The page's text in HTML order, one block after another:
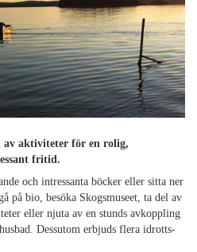
av aktiviteter för en rolig,
fritid.
och intressanta böcker eller sitta ner
på bio, besöka Skogsmuseet, ta del av
eller njuta av en stunds avkoppling
Dessutom erbjuds flera idrotts-